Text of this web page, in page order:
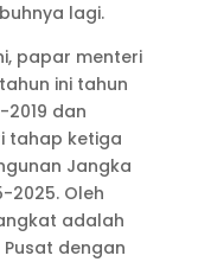
lagi.
papar menteri
ini tahun
2019 dan
tahap ketiga
Jangka
2025. Oleh
adalah
dengan